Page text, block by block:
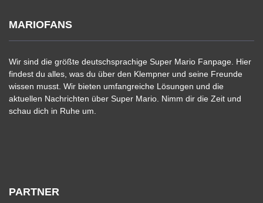
MARIOFANS
Wir sind die größte deutschsprachige Super Mario Fanpage. Hier
findest du alles, was du über den Klempner und seine Freunde
wissen musst. Wir bieten umfangreiche Lösungen und die
aktuellen Nachrichten über Super Mario. Nimm dir die Zeit und
schau dich in Ruhe um.
PARTNER